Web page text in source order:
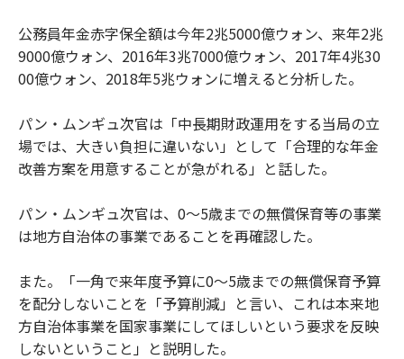
公務員年金赤字保全額は今年2兆5000億ウォン、来年2兆
9000億ウォン、2016年3兆7000億ウォン、2017年4兆30
00億ウォン、2018年5兆ウォンに増えると分析した。
パン・ムンギュ次官は「中長期財政運用をする当局の立
場では、大きい負担に違いない」として「合理的な年金
改善方案を用意することが急がれる」と話した。
パン・ムンギュ次官は、0～5歳までの無償保育等の事業
は地方自治体の事業であることを再確認した。
また。「一角で来年度予算に0～5歳までの無償保育予算
を配分しないことを「予算削減」と言い、これは本来地
方自治体事業を国家事業にしてほしいという要求を反映
しないということ」と説明した。